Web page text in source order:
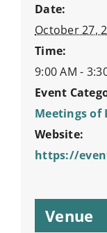
Date:
October 27,
Time:
9:00 AM -
Event
Meetings of
Website:
https://
Venue